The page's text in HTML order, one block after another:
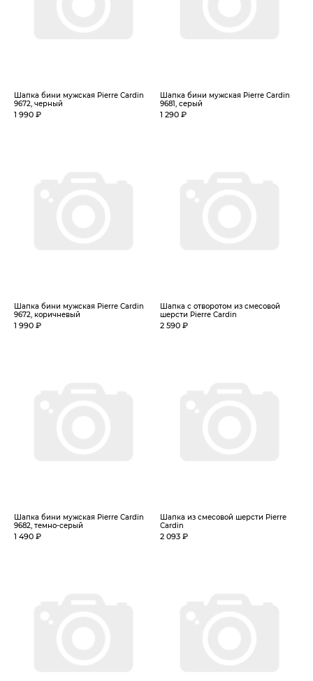
Шапка бини мужская Pierre Cardin
9672, черный
1 990 ₽
Шапка бини мужская Pierre Cardin
9681, серый
1 290 ₽
Шапка бини мужская Pierre Cardin
9672, коричневый
1 990 ₽
Шапка с отворотом из смесовой
шерсти Pierre Cardin
2 590 ₽
Шапка бини мужская Pierre Cardin
9682, темно-серый
1 490 ₽
Шапка из смесовой шерсти Pierre
Cardin
2 093 ₽